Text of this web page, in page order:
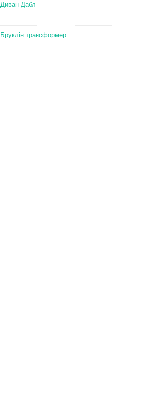
Диван Дабл
Бруклін трансформер